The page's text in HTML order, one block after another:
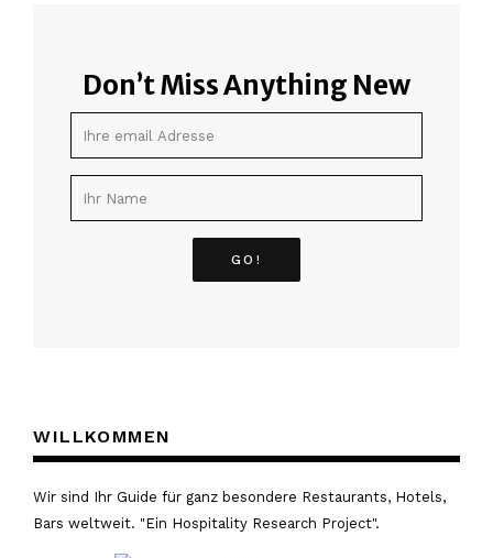
Don’t Miss Anything New
WILLKOMMEN
Wir sind Ihr Guide für ganz besondere Restaurants, Hotels,
Bars weltweit. "Ein Hospitality Research Project".